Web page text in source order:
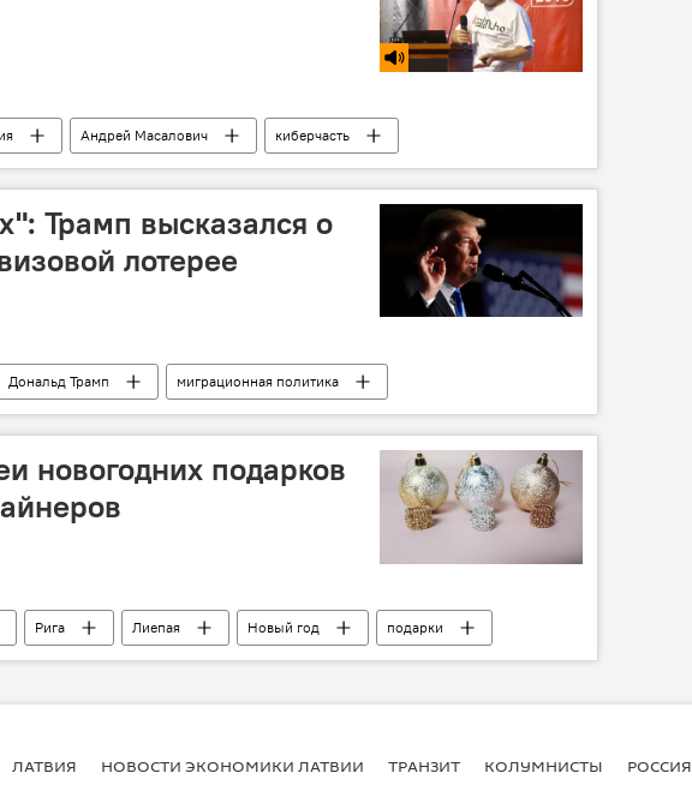
Андрей Масалович
киберчасть
Трамп высказался о
лотерее
Дональд Трамп
миграционная политика
новогодних подарков
Рига Лиепая Новый год подарки
ЛАТВИЯ НОВОСТИ ЭКОНОМИКИ ЛАТВИИ ТРАНЗИТ КОЛУМНИСТЫ РОССИЯ